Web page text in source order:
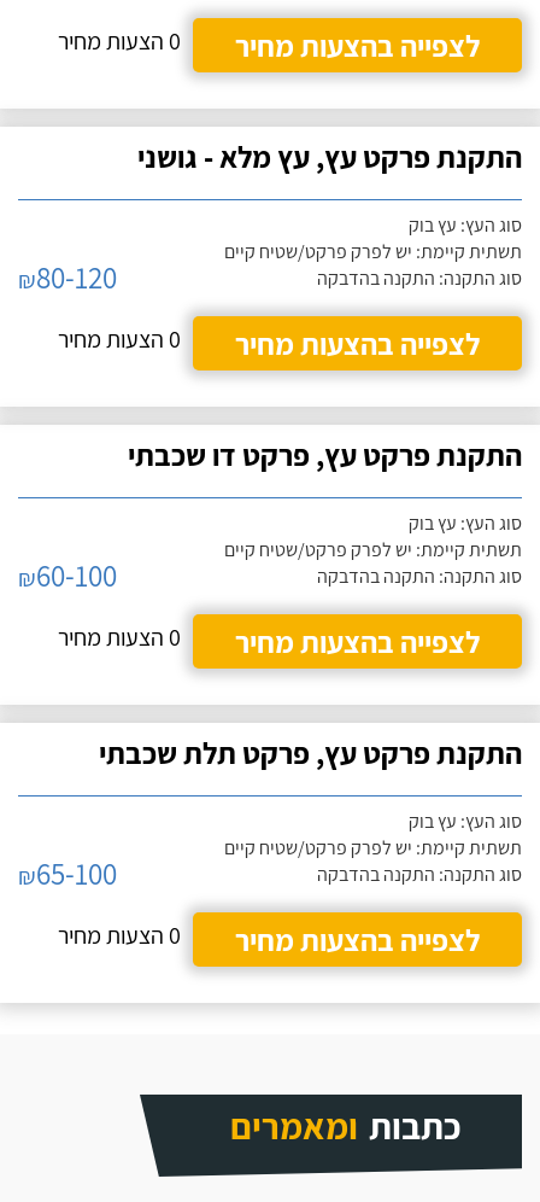
לצפייה בהצעות מחיר
0 הצעות מחיר
התקנת פרקט עץ, עץ מלא - גושני
סוג העץ: עץ בוק
תשתית קיימת: יש לפרק פרקט/שטיח קיים
סוג התקנה: התקנה בהדבקה
₪80-120
לצפייה בהצעות מחיר
0 הצעות מחיר
התקנת פרקט עץ, פרקט דו שכבתי
סוג העץ: עץ בוק
תשתית קיימת: יש לפרק פרקט/שטיח קיים
סוג התקנה: התקנה בהדבקה
₪60-100
לצפייה בהצעות מחיר
0 הצעות מחיר
התקנת פרקט עץ, פרקט תלת שכבתי
סוג העץ: עץ בוק
תשתית קיימת: יש לפרק פרקט/שטיח קיים
סוג התקנה: התקנה בהדבקה
₪65-100
לצפייה בהצעות מחיר
0 הצעות מחיר
כתבות ומאמרים